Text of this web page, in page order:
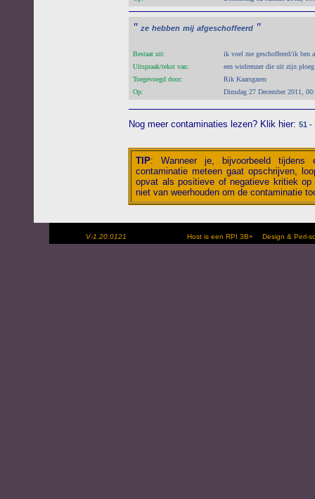
" ze hebben mij afgeschoffeerd "
Bestaat uit:
ik voel me geschoffeerd/ik ben
Uitspraak/tekst van:
een wielrenner die uit zijn
Toegevoegd door:
Rik Kaarsgaren
Op:
Dinsdag 27 December 2011,
Nog meer contaminaties lezen? Klik hier: 51 -
TIP: Wanneer je, bijvoorbeeld tijdens
contaminatie meteen gaat opschrijven,
opvat als positieve of negatieve kritiek
niet van weerhouden om de contaminatie
V-1.20.0121 Host is een RPI 3B+ Design &